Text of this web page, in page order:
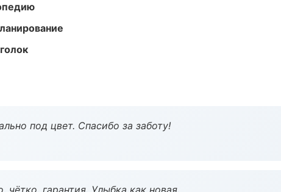
под цвет. Спасибо за заботу!
гарантия. Улыбка как новая.